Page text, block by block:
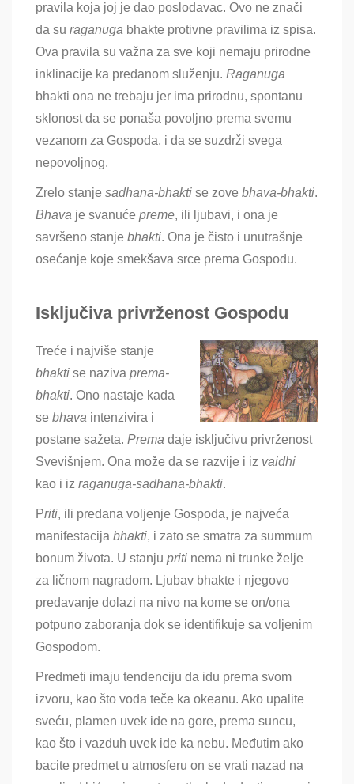
pravila koja joj je dao poslodavac. Ovo ne znači
da su raganuga bhakte protivne pravilima iz spisa.
Ova pravila su važna za sve koji nemaju prirodne
inklinacije ka predanom služenju. Raganuga
bhakti ona ne trebaju jer ima prirodnu, spontanu
sklonost da se ponaša povoljno prema svemu
vezanom za Gospoda, i da se suzdrži svega
nepovoljnog.
Zrelo stanje sadhana-bhakti se zove bhava-bhakti.
Bhava je svanuće preme, ili ljubavi, i ona je
savršeno stanje bhakti. Ona je čisto i unutrašnje
osećanje koje smekšava srce prema Gospodu.
Isključiva privrženost Gospodu
Treće i najviše stanje
bhakti se naziva prema-
bhakti. Ono nastaje kada
se bhava intenzivira i
postane sažeta. Prema daje isključivu privrženost
Svevišnjem. Ona može da se razvije i iz vaidhi
kao i iz raganuga-sadhana-bhakti.
Priti, ili predana voljenje Gospoda, je najveća
manifestacija bhakti, i zato se smatra za summum
bonum života. U stanju priti nema ni trunke želje
za ličnom nagradom. Ljubav bhakte i njegovo
predavanje dolazi na nivo na kome se on/ona
potpuno zaboranja dok se identifikuje sa voljenim
Gospodom.
Predmeti imaju tendenciju da idu prema svom
izvoru, kao što voda teče ka okeanu. Ako upalite
sveću, plamen uvek ide na gore, prema suncu,
kao što i vazduh uvek ide ka nebu. Međutim ako
bacite predmet u atmosferu on se vrati nazad na